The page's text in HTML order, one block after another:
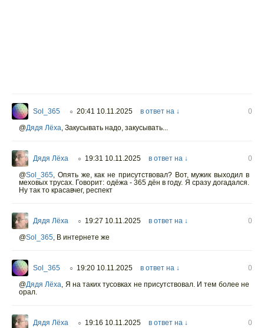
Sol_365 ○ 20:41 10.11.2025 в ответ на ↓
0
@Дядя Лёха, Закусывать надо, закусывать...
Дядя Лёха ○ 19:31 10.11.2025 в ответ на ↓
0
@Sol_365, Опять же, как не присутствовал? Вот, мужик выходил в
меховых трусах. Говорит: одёжа - 365 дён в году. Я сразу догадался.
Ну так то красавчег, респект
Дядя Лёха ○ 19:27 10.11.2025 в ответ на ↓
0
@Sol_365, В интернете же
Sol_365 ○ 19:20 10.11.2025 в ответ на ↓
0
@Дядя Лёха, Я на таких тусовках не присутствовал. И тем более не
орал.
Дядя Лёха ○ 19:16 10.11.2025 в ответ на ↓
0